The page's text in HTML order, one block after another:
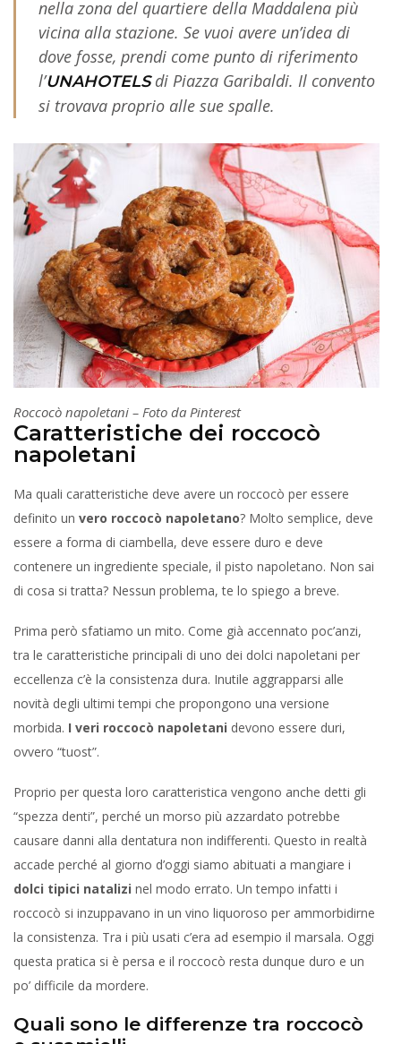
nella zona del quartiere della Maddalena più
vicina alla stazione. Se vuoi avere un’idea di
dove fosse, prendi come punto di riferimento
l’UNAHOTELSdi Piazza Garibaldi. Il convento
si trovava proprio alle sue spalle.
Roccocò napoletani – Foto da Pinterest
Caratteristiche dei roccocò
napoletani
Ma quali caratteristiche deve avere un roccocò per essere
definito un vero roccocò napoletano? Molto semplice, deve
essere a forma di ciambella, deve essere duro e deve
contenere un ingrediente speciale, il pisto napoletano. Non sai
di cosa si tratta? Nessun problema, te lo spiego a breve.
Prima però sfatiamo un mito. Come già accennato poc’anzi,
tra le caratteristiche principali di uno dei dolci napoletani per
eccellenza c’è la consistenza dura. Inutile aggrapparsi alle
novità degli ultimi tempi che propongono una versione
morbida. I veri roccocò napoletani devono essere duri,
ovvero “tuost”.
Proprio per questa loro caratteristica vengono anche detti gli
“spezza denti”, perché un morso più azzardato potrebbe
causare danni alla dentatura non indifferenti. Questo in realtà
accade perché al giorno d’oggi siamo abituati a mangiare i
dolci tipici natalizi nel modo errato. Un tempo infatti i
roccocò si inzuppavano in un vino liquoroso per ammorbidirne
la consistenza. Tra i più usati c’era ad esempio il marsala. Oggi
questa pratica si è persa e il roccocò resta dunque duro e un
po’ difficile da mordere.
Quali sono le differenze tra roccocò